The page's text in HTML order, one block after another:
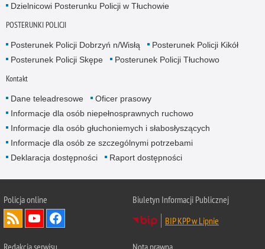
Dzielnicowi Posterunku Policji w Tłuchowie
POSTERUNKI POLICJI
Posterunek Policji Dobrzyń n/Wisłą
Posterunek Policji Kikół
Posterunek Policji Skępe
Posterunek Policji Tłuchowo
Kontakt
Dane teleadresowe
Oficer prasowy
Informacje dla osób niepełnosprawnych ruchowo
Informacje dla osób głuchoniemych i słabosłyszących
Informacje dla osób ze szczególnymi potrzebami
Deklaracja dostępności
Raport dostępności
Policja online
Biuletyn Informacji Publicznej
BIP KPP w Lipnie